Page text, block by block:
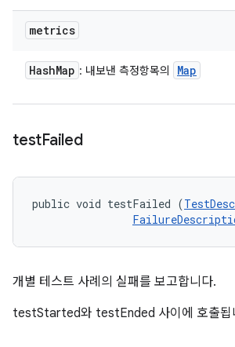
metrics
HashMap : 내보낸 측정항목의 Map
testFailed
public void testFailed (
개별 테스트 사례의 실패를 보고합니다.
testStarted와 testEnded 사이에 호출됩